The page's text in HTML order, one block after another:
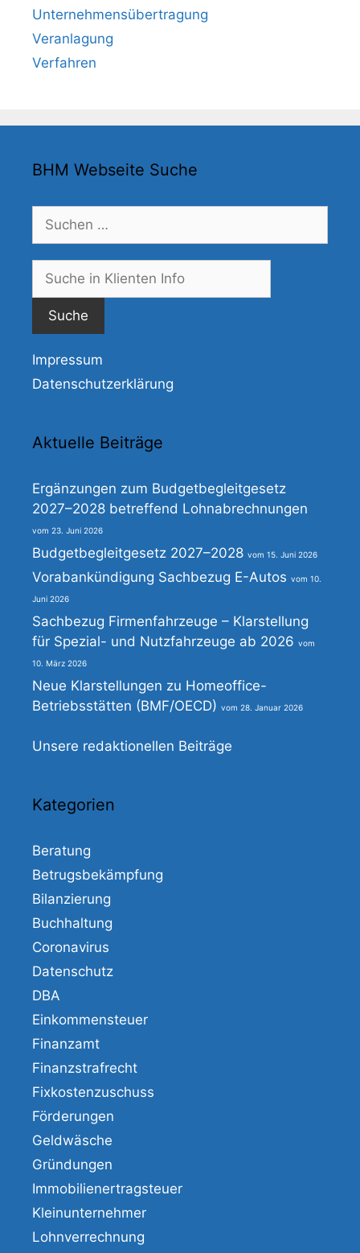
Unternehmensübertragung
Veranlagung
Verfahren
BHM Webseite Suche
Suchen
nach:
Impressum
Datenschutzerklärung
Aktuelle Beiträge
Ergänzungen zum Budgetbegleitgesetz
2027–2028 betreffend Lohnabrechnungen
23. Juni 2026
Budgetbegleitgesetz 2027–2028 15. Juni 2026
Vorabankündigung Sachbezug E-Autos 10.
Juni 2026
Sachbezug Firmenfahrzeuge – Klarstellung
für Spezial- und Nutzfahrzeuge ab 2026
10. März 2026
Neue Klarstellungen zu Homeoffice-
Betriebsstätten (BMF/OECD)
28. Januar 2026
Unsere redaktionellen Beiträge
Kategorien
Beratung
Betrugsbekämpfung
Bilanzierung
Buchhaltung
Coronavirus
Datenschutz
DBA
Einkommensteuer
Finanzamt
Finanzstrafrecht
Fixkostenzuschuss
Förderungen
Geldwäsche
Gründungen
Immobilienertragsteuer
Kleinunternehmer
Lohnverrechnung